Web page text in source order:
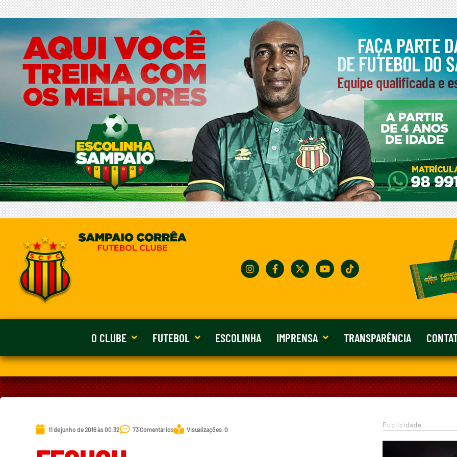
O CLUBE FUTEBOL ESCOLINHA IMPRENSA TRANSPARÊNCIA
11 de junho de 2016 às 00:32 73 Comentários Visualizações: 0
Publicidade